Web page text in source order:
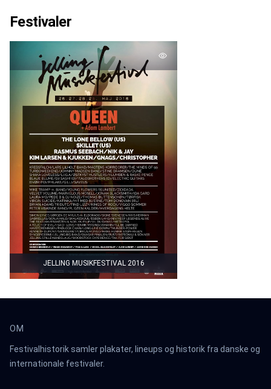
Festivaler
JELLING MUSIKFESTIVAL 2016
OM
Festivalhistorik samler plakater, lineups og historik fra danske og
internationale festivaler.